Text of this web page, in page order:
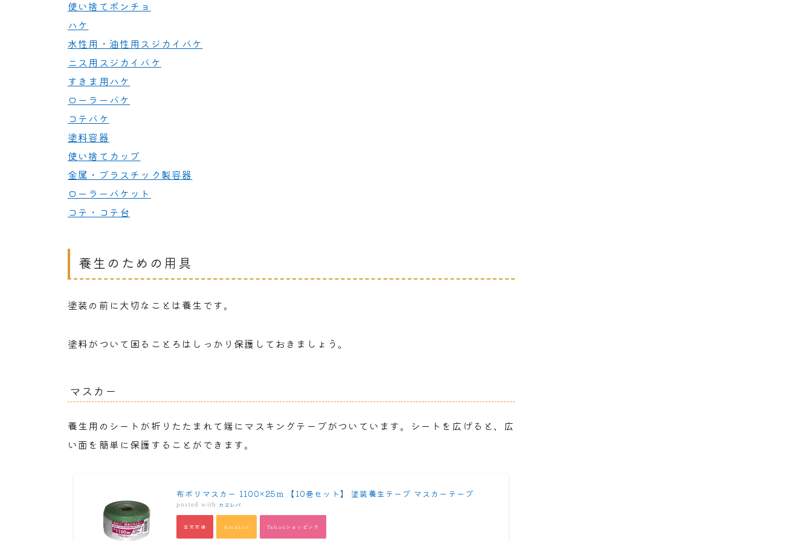
使い捨てポンチョ
ハケ
水性用・油性用スジカイバケ
ニス用スジカイバケ
すきま用ハケ
ローラーバケ
コテバケ
塗料容器
使い捨てカップ
金属・プラスチック製容器
ローラーバケット
コテ・コテ台
養生のための用具
塗装の前に大切なことは養生です。
塗料がついて困ることろはしっかり保護しておきましょう。
マスカー
養生用のシートが折りたたまれて端にマスキングテープがついています。シートを広げると、広
い面を簡単に保護することができます。
布ポリマスカー 1100×25m 【10巻セット】 塗装養生テープ マスカーテープ
posted with カエレバ
楽天市場 Amazon Yahooショッピング